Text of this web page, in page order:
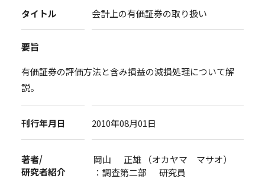
タイトル 会計上の有価証券の取り扱い
要旨
有価証券の評価方法と含み損益の減損処理について解
説。
刊行年月日 2010年08月01日
著者/
研究者紹介
岡山 正雄 （オカヤマ マサオ）
：調査第二部 研究員